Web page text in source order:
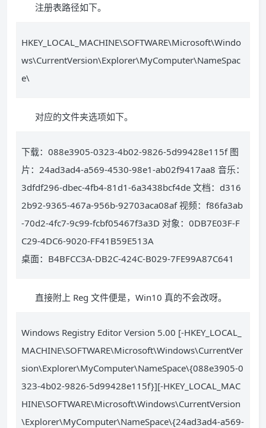
注册表路径如下。
HKEY_LOCAL_MACHINE\SOFTWARE\Microsoft\Windo
ws\CurrentVersion\Explorer\MyComputer\NameSpac
e\
对应的文件夹选项如下。
下载：088e3905-0323-4b02-9826-5d99428e115f 图
片：24ad3ad4-a569-4530-98e1-ab02f9417aa8 音乐：
3dfdf296-dbec-4fb4-81d1-6a3438bcf4de 文档：d316
2b92-9365-467a-956b-92703aca08af 视频：f86fa3ab
-70d2-4fc7-9c99-fcbf05467f3a3D 对象：0DB7E03F-F
C29-4DC6-9020-FF41B59E513A
桌面：B4BFCC3A-DB2C-424C-B029-7FE99A87C641
直接附上 Reg 文件便是，Win10 真的不会改呀。
Windows Registry Editor Version 5.00 [-HKEY_LOCAL_
MACHINE\SOFTWARE\Microsoft\Windows\CurrentVer
sion\Explorer\MyComputer\NameSpace\{088e3905-0
323-4b02-9826-5d99428e115f}][-HKEY_LOCAL_MAC
HINE\SOFTWARE\Microsoft\Windows\CurrentVersion
\Explorer\MyComputer\NameSpace\{24ad3ad4-a569-